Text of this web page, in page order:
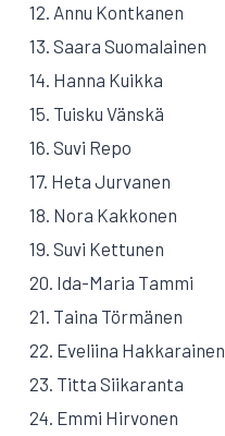
12. Annu Kontkanen
13. Saara Suomalainen
14. Hanna Kuikka
15. Tuisku Vänskä
16. Suvi Repo
17. Heta Jurvanen
18. Nora Kakkonen
19. Suvi Kettunen
20. Ida-Maria Tammi
21. Taina Törmänen
22. Eveliina Hakkarainen
23. Titta Siikaranta
24. Emmi Hirvonen